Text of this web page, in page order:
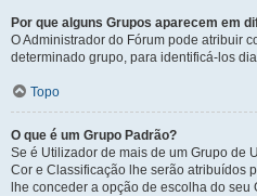
Por que alguns Grupos aparecem em
O Administrador do Fórum pode atribuir
determinado grupo, para identificá-los
Topo
O que é um Grupo Padrão?
Se é Utilizador de mais de um Grupo de
Cor e Classificação lhe serão atribuídos
lhe conceder a opção de escolha do